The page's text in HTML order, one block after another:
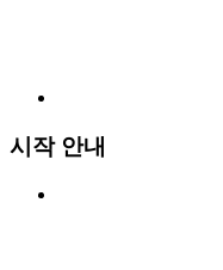
시작 안내